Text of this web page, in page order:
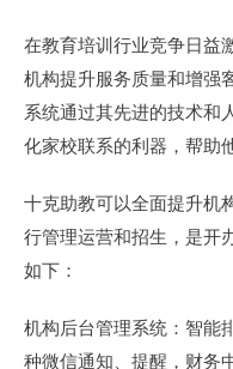
在教育培训行业竞争日益
机构提升服务质量和增强
系统通过其先进的技术和
化家校联系的利器，帮助
十克助教可以全面提升机
行管理运营和招生，是开
如下：
机构后台管理系统：智能
种微信通知、提醒，财务